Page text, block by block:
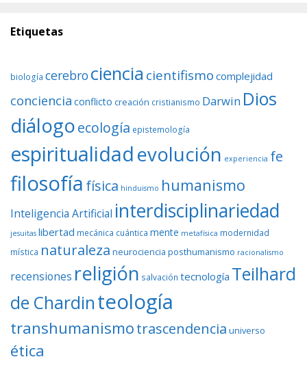
Etiquetas
biología cerebro ciencia cientifismo complejidad
conciencia conflicto creación cristianismo Darwin Dios
diálogoecología epistemología
espiritualidadevolución experiencia fe
filosofía física hinduismo humanismo
Inteligencia Artificial interdisciplinariedad
jesuitas libertad mecánica cuántica mente metafísica modernidad
mística naturaleza neurociencia posthumanismo racionalismo
recensiones religión salvación tecnología Teilhard
de Chardinteología
transhumanismotrascendencia universo
ética